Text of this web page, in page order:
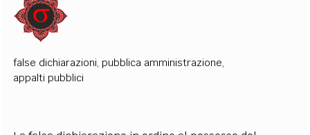
false dichiarazioni, pubblica amministrazione,
appalti pubblici